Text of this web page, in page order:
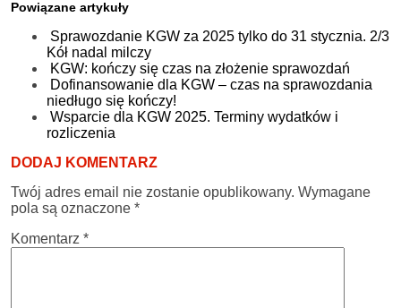
Powiązane artykuły
Sprawozdanie KGW za 2025 tylko do 31 stycznia. 2/3
Kół nadal milczy
KGW: kończy się czas na złożenie sprawozdań
Dofinansowanie dla KGW – czas na sprawozdania
niedługo się kończy!
Wsparcie dla KGW 2025. Terminy wydatków i
rozliczenia
DODAJ KOMENTARZ
Twój adres email nie zostanie opublikowany. Wymagane
pola są oznaczone *
Komentarz *